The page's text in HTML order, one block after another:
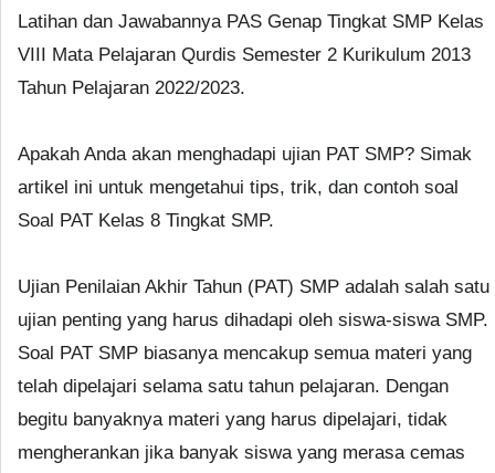
Latihan dan Jawabannya PAS Genap Tingkat SMP Kelas
VIII Mata Pelajaran Qurdis Semester 2 Kurikulum 2013
Tahun Pelajaran 2022/2023.
Apakah Anda akan menghadapi ujian PAT SMP? Simak
artikel ini untuk mengetahui tips, trik, dan contoh soal
Soal PAT Kelas 8 Tingkat SMP.
Ujian Penilaian Akhir Tahun (PAT) SMP adalah salah satu
ujian penting yang harus dihadapi oleh siswa-siswa SMP.
Soal PAT SMP biasanya mencakup semua materi yang
telah dipelajari selama satu tahun pelajaran. Dengan
begitu banyaknya materi yang harus dipelajari, tidak
mengherankan jika banyak siswa yang merasa cemas